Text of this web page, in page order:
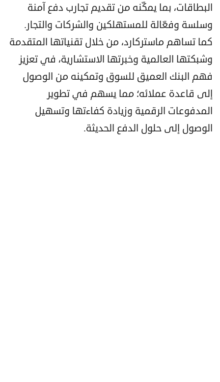
البطاقات، بما يمكّنه من تقديم تجارب دفع آمنة
وسلسة وفعّالة للمستهلكين والشركات والتجار.
كما تساهم ماستركارد، من خلال تقنياتها المتقدمة
وشبكتها العالمية وخبرتها الاستشارية، في تعزيز
فهم البنك العميق للسوق وتمكينه من الوصول
إلى قاعدة عملائه؛ مما يسهم في تطوير
المدفوعات الرقمية وزيادة كفاءتها وتسهيل
الوصول إلى حلول الدفع الحديثة.